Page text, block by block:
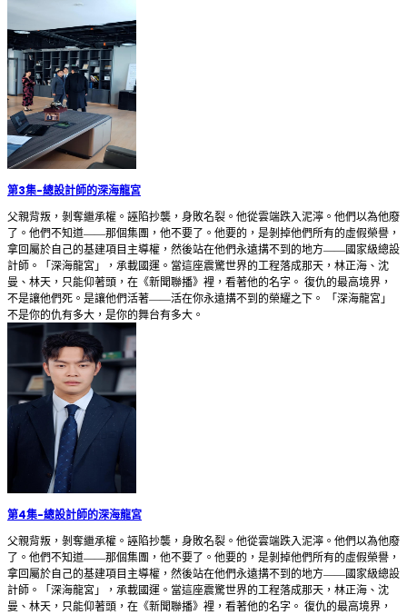
第3集-總設計師的深海龍宮
父親背叛，剝奪繼承權。誣陷抄襲，身敗名裂。他從雲端跌入泥濘。他們以為他廢
了。他們不知道——那個集團，他不要了。他要的，是剝掉他們所有的虛假榮譽，
拿回屬於自己的基建項目主導權，然後站在他們永遠搆不到的地方——國家級總設
計師。「深海龍宮」，承載國運。當這座震驚世界的工程落成那天，林正海、沈
曼、林天，只能仰著頭，在《新聞聯播》裡，看著他的名字。 復仇的最高境界，
不是讓他們死。是讓他們活著——活在你永遠搆不到的榮耀之下。 「深海龍宮」
不是你的仇有多大，是你的舞台有多大。
第4集-總設計師的深海龍宮
父親背叛，剝奪繼承權。誣陷抄襲，身敗名裂。他從雲端跌入泥濘。他們以為他廢
了。他們不知道——那個集團，他不要了。他要的，是剝掉他們所有的虛假榮譽，
拿回屬於自己的基建項目主導權，然後站在他們永遠搆不到的地方——國家級總設
計師。「深海龍宮」，承載國運。當這座震驚世界的工程落成那天，林正海、沈
曼、林天，只能仰著頭，在《新聞聯播》裡，看著他的名字。 復仇的最高境界，